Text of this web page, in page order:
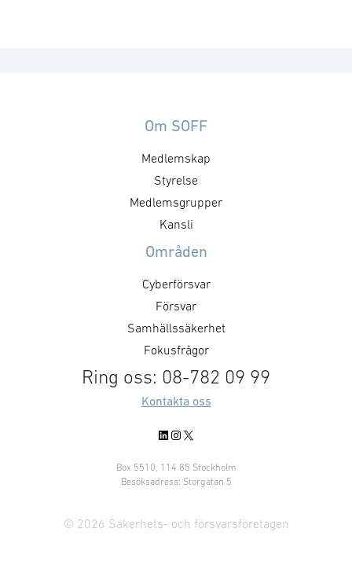
Om SOFF
Medlemskap
Styrelse
Medlemsgrupper
Kansli
Områden
Cyberförsvar
Försvar
Samhällssäkerhet
Fokusfrågor
Ring oss: 08-782 09 99
Kontakta oss
LinkedIn
Instagram
X
Box 5510, 114 85 Stockholm
Besöksadress: Storgatan 5
© 2026 Säkerhets- och försvarsföretagen